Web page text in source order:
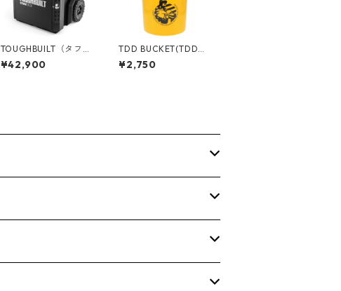
TOUGHBUILT（タフビ
ルト）STACK TECH(ス
タックテック) ウィー
¥42,900
TDD BUCKET(TDDバ
ケット) 5ガロンバケツ
[コントラクター] フタ
¥2,750